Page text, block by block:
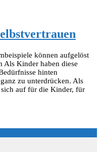
können aufgelöst
Als Kinder haben diese
hinten
zu unterdrücken. Als
auf für die Kinder, für